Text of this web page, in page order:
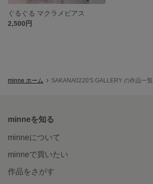
ぐるぐる マクラメピアス
2,500円
minne ホーム SAKANA0220'S GALLERY の作品一覧
minneを知る
minneについて
minneで買いたい
作品をさがす